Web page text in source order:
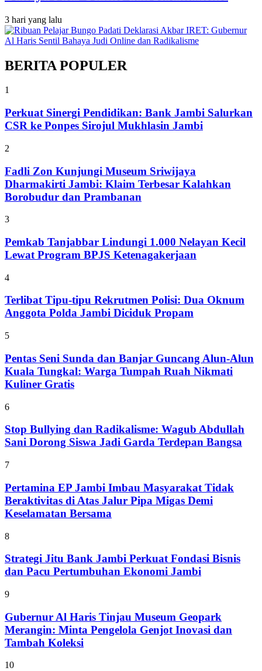
3 hari yang lalu
BERITA POPULER
1
Perkuat Sinergi Pendidikan: Bank Jambi Salurkan
CSR ke Ponpes Sirojul Mukhlasin Jambi
2
Fadli Zon Kunjungi Museum Sriwijaya
Dharmakirti Jambi: Klaim Terbesar Kalahkan
Borobudur dan Prambanan
3
Pemkab Tanjabbar Lindungi 1.000 Nelayan Kecil
Lewat Program BPJS Ketenagakerjaan
4
Terlibat Tipu-tipu Rekrutmen Polisi: Dua Oknum
Anggota Polda Jambi Diciduk Propam
5
Pentas Seni Sunda dan Banjar Guncang Alun-Alun
Kuala Tungkal: Warga Tumpah Ruah Nikmati
Kuliner Gratis
6
Stop Bullying dan Radikalisme: Wagub Abdullah
Sani Dorong Siswa Jadi Garda Terdepan Bangsa
7
Pertamina EP Jambi Imbau Masyarakat Tidak
Beraktivitas di Atas Jalur Pipa Migas Demi
Keselamatan Bersama
8
Strategi Jitu Bank Jambi Perkuat Fondasi Bisnis
dan Pacu Pertumbuhan Ekonomi Jambi
9
Gubernur Al Haris Tinjau Museum Geopark
Merangin: Minta Pengelola Genjot Inovasi dan
Tambah Koleksi
10